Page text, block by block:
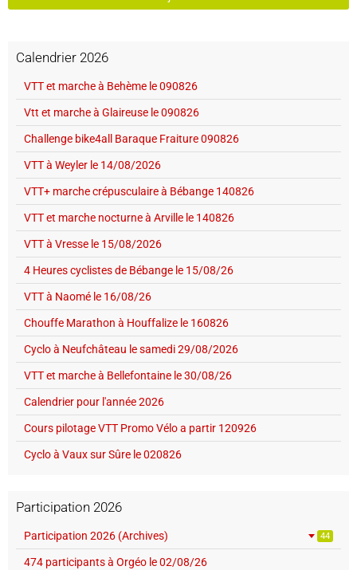
Calendrier 2026
VTT et marche à Behème le 090826
Vtt et marche à Glaireuse le 090826
Challenge bike4all Baraque Fraiture 090826
VTT à Weyler le 14/08/2026
VTT+ marche crépusculaire à Bébange 140826
VTT et marche nocturne à Arville le 140826
VTT à Vresse le 15/08/2026
4 Heures cyclistes de Bébange le 15/08/26
VTT à Naomé le 16/08/26
Chouffe Marathon à Houffalize le 160826
Cyclo à Neufchâteau le samedi 29/08/2026
VTT et marche à Bellefontaine le 30/08/26
Calendrier pour l'année 2026
Cours pilotage VTT Promo Vélo a partir 120926
Cyclo à Vaux sur Sûre le 020826
Participation 2026
Participation 2026 (Archives) 44
474 participants à Orgéo le 02/08/26